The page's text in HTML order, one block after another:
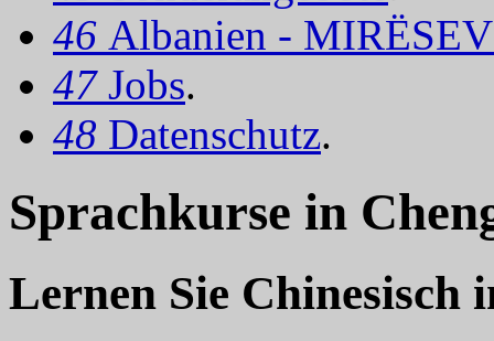
46 Albanien -
47 Jobs.
48 Datenschutz.
Sprachkurse in
Lernen Sie Chinesisch